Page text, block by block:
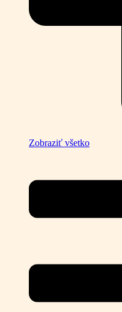
Zobraziť všetko